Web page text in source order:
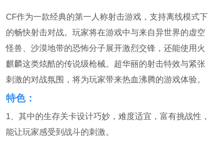
CF作为一款经典的第一人称射击游戏，支持离线模式下
的畅快射击对战。玩家将在游戏中与来自异世界的虚空
怪兽、沙漠地带的恐怖分子展开激烈交锋，还能使用火
麒麟这类炫酷的传说级枪械。超华丽的射击特效与紧张
刺激的对战氛围，将为玩家带来热血沸腾的游戏体验。
特色：
1、其中的生存关卡设计巧妙，难度适宜，富有挑战性，
能让玩家感受到战斗的刺激。